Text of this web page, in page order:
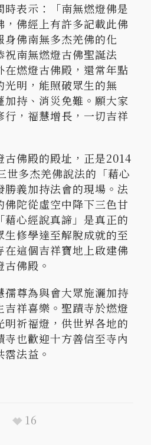
時表示：「南無燃燈佛是
佛經上有許多記載此佛
身佛南無多杰羌佛的化
祝南無燃燈古佛聖誕法
在燃燈古佛殿，還常年點
光明，能照破眾生的無
加持、消災免難。願大家
行，福慧增長，一切吉祥
古佛殿的殿址，正是2014
世多杰羌佛說法的「藉心
勝義加持法會的現場。法
佛陀從虛空中降下三色甘
心經說真諦」是真正的
修學達至解脫成就的至
這個吉祥寶地上啟建佛
佛殿。
孺尊為與會大眾施灑加持
祥喜樂。聖蹟寺於燃燈
明祈福燈，供世界各地的
也歡迎十方善信至寺內
法益。
16